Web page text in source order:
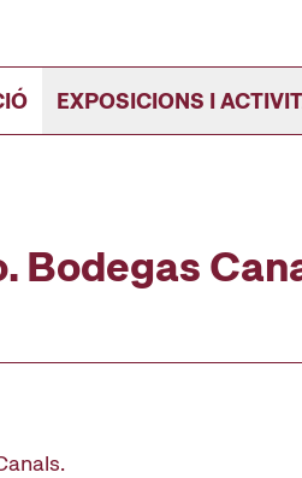
EXPOSICIONS I
Bodegas